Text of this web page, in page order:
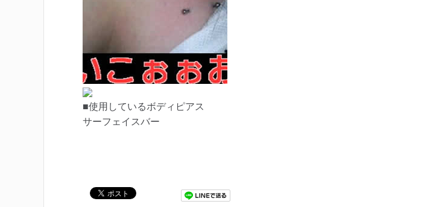
■使用しているボディピアス
サーフェイスバー